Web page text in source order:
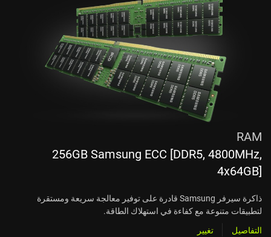
RAM
256GB Samsung ECC [DDR5, 4800MHz,
4x64GB]
ذاكرة سيرفر Samsung قادرة على توفير معالجة سريعة ومستقرة
لتطبيقات متنوعة مع كفاءة في استهلاك الطاقة.
التفاصيل
تغيير